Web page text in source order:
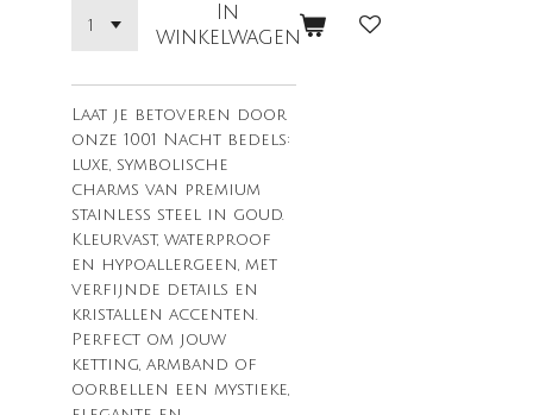
In
winkelwagen
Laat je betoveren door
onze 1001 Nacht bedels:
luxe, symbolische
charms van premium
stainless steel in goud.
Kleurvast, waterproof
en hypoallergeen, met
verfijnde details en
kristallen accenten.
Perfect om jouw
ketting, armband of
oorbellen een mystieke,